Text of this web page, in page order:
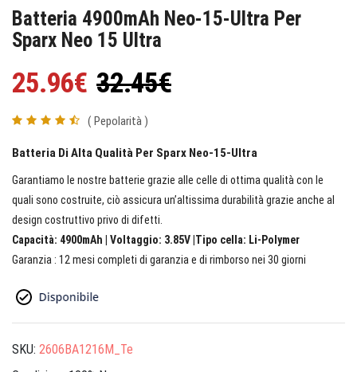
Batteria 4900mAh Neo-15-Ultra Per
Sparx Neo 15 Ultra
25.96€ 32.45€
( Pepolarità )
Batteria Di Alta Qualità Per Sparx Neo-15-Ultra
Garantiamo le nostre batterie grazie alle celle di ottima qualità con le
quali sono costruite, ciò assicura un’altissima durabilità grazie anche al
design costruttivo privo di difetti.
Capacità: 4900mAh | Voltaggio: 3.85V |Tipo cella: Li-Polymer
Garanzia : 12 mesi completi di garanzia e di rimborso nei 30 giorni
SKU: 2606BA1216M_Te